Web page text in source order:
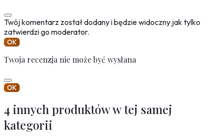
Twój komentarz został dodany i będzie widoczny jak tylko
zatwierdzi go moderator.
OK
Twoja recenzja nie może być wysłana
OK
4 innych produktów w tej samej
kategorii